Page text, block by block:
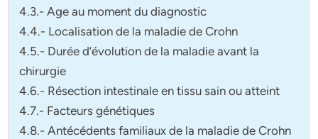
4.3.- Age au moment du diagnostic
4.4.- Localisation de la maladie de Crohn
4.5.- Durée d’évolution de la maladie avant la
chirurgie
4.6.- Résection intestinale en tissu sain ou atteint
4.7.- Facteurs génétiques
4.8.- Antécédents familiaux de la maladie de Crohn